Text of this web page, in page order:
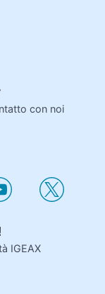
con noi
IGEAX